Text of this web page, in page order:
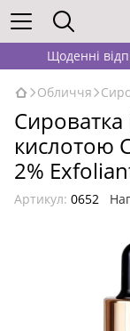
Щоденні
Обличчя
Сироватка
кислотою
2%
Артикул: 0652